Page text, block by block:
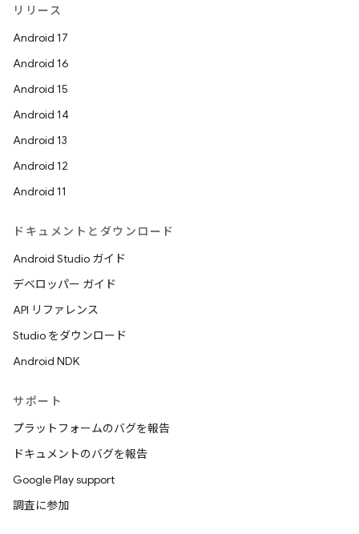
リリース
Android 17
Android 16
Android 15
Android 14
Android 13
Android 12
Android 11
ドキュメントとダウンロード
Android Studio ガイド
デベロッパー ガイド
API リファレンス
Studio をダウンロード
Android NDK
サポート
プラットフォームのバグを報告
ドキュメントのバグを報告
Google Play support
調査に参加